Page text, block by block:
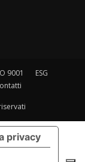
9001
ESG
privacy